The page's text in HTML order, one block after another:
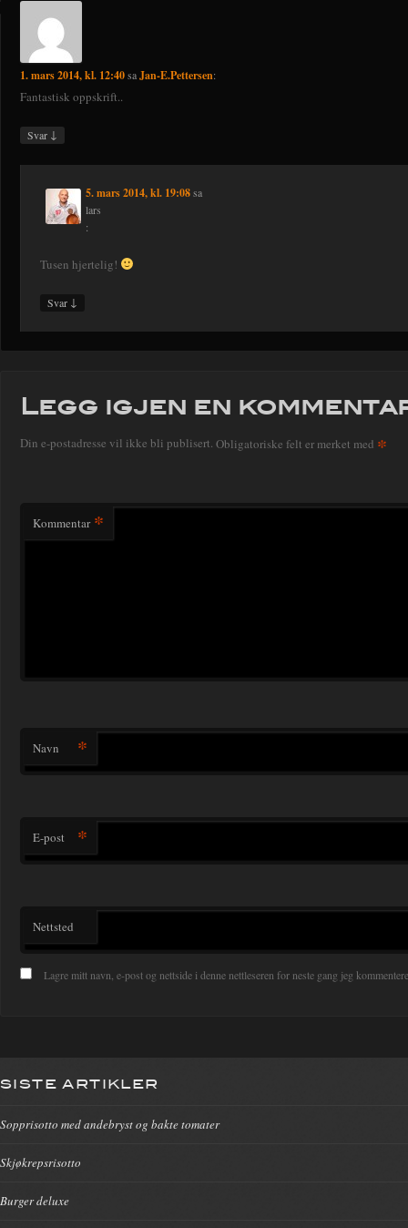
1. mars 2014, kl. 12:40saJan-E.Pettersen:
Fantastisk oppskrift..
Svar ↓
5. mars 2014, kl. 19:08 sa
lars
:
Tusen hjertelig!
Svar ↓
Legg igjen en
Din e-postadresse vil ikke bli publisert. Obligatoriske felt er merket med *
Kommentar *
Navn *
E-post *
Nettsted
Lagre mitt navn, e-post og nettside i denne nettleseren for neste gang jeg
SISTE ARTIKLER
Sopprisotto med andebryst og bakte tomater
Skjøkrepsrisotto
Burger deluxe